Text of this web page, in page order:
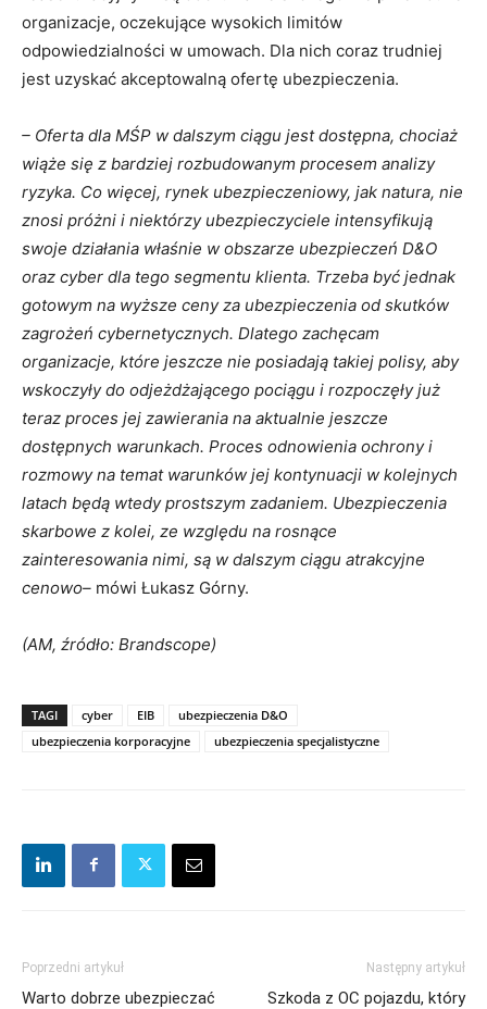
organizacje, oczekujące wysokich limitów
odpowiedzialności w umowach. Dla nich coraz trudniej
jest uzyskać akceptowalną ofertę ubezpieczenia.
– Oferta dla MŚP w dalszym ciągu jest dostępna, chociaż
wiąże się z bardziej rozbudowanym procesem analizy
ryzyka. Co więcej, rynek ubezpieczeniowy, jak natura, nie
znosi próżni i niektórzy ubezpieczyciele intensyfikują
swoje działania właśnie w obszarze ubezpieczeń D&O
oraz cyber dla tego segmentu klienta. Trzeba być jednak
gotowym na wyższe ceny za ubezpieczenia od skutków
zagrożeń cybernetycznych. Dlatego zachęcam
organizacje, które jeszcze nie posiadają takiej polisy, aby
wskoczyły do odjeżdżającego pociągu i rozpoczęły już
teraz proces jej zawierania na aktualnie jeszcze
dostępnych warunkach. Proces odnowienia ochrony i
rozmowy na temat warunków jej kontynuacji w kolejnych
latach będą wtedy prostszym zadaniem. Ubezpieczenia
skarbowe z kolei, ze względu na rosnące
zainteresowania nimi, są w dalszym ciągu atrakcyjne
cenowo– mówi Łukasz Górny.
(AM, źródło: Brandscope)
TAGI cyber EIB
ubezpieczenia D&O
ubezpieczenia korporacyjne
ubezpieczenia specjalistyczne
Poprzedni artykuł
Warto dobrze ubezpieczać
Następny artykuł
Szkoda z OC pojazdu, który
Codzienny newsletter
(pn-pt)
Szkolenia i konferencje
Nowe produkty
ubezpieczeniach
Podcasty
korzystaniaorazPolityka
prywatności
Zapisz